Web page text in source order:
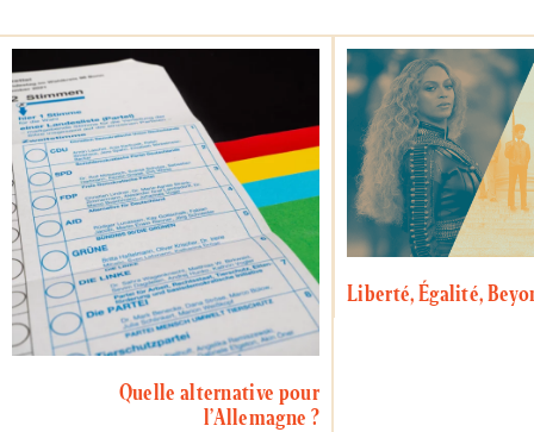
Quelle alternative pour
l’Allemagne ?
Liberté, Égalité,